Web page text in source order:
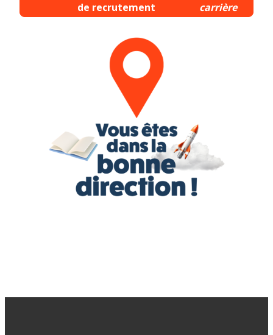
de recrutement
carrière